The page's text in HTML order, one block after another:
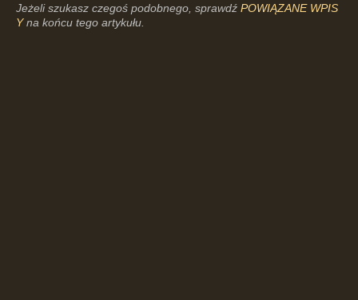
Jeżeli szukasz czegoś podobnego, sprawdźPOWIĄZANE WPIS
Yna końcu tego artykułu.